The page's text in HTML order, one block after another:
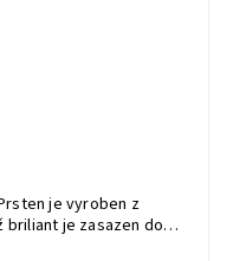
je vyroben z
briliant je zasazen do
Váha: 2,23g